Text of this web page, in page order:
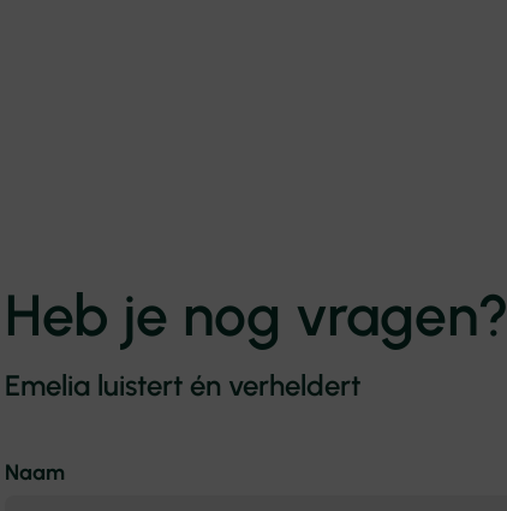
Heb je nog vragen?
Emelia luistert én verheldert
Naam